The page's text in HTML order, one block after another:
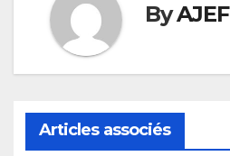
ByAJEF
Articles associés